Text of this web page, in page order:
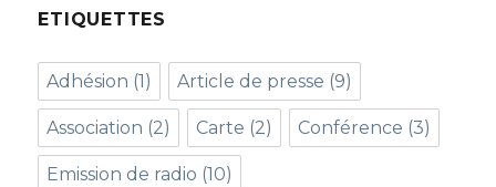
ETIQUETTES
Adhésion (1) Article de presse (9)
Association (2) Carte (2) Conférence (3)
Emission de radio (10)